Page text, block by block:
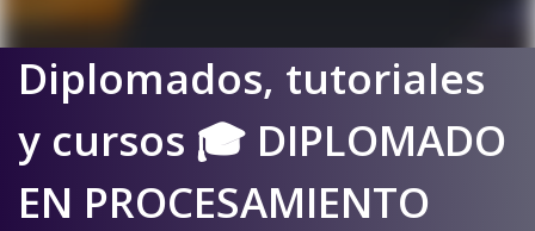
Diplomados, tutoriales
y cursos 🎓 DIPLOMADO
EN PROCESAMIENTO